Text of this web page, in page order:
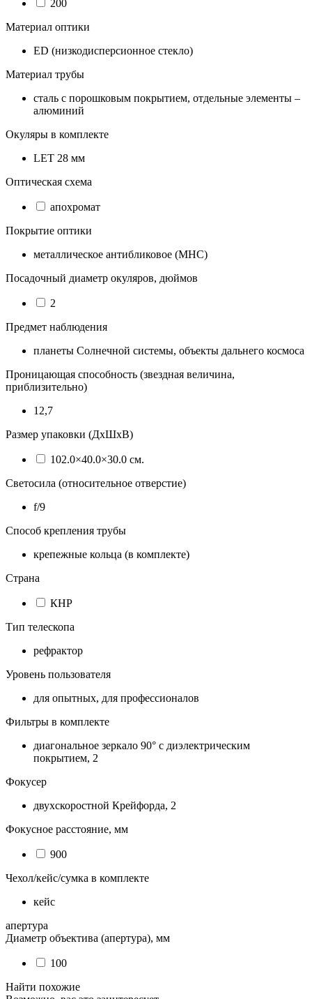
200
Материал оптики
ED (низкодисперсионное стекло)
Материал трубы
сталь с порошковым покрытием, отдельные элементы –
алюминий
Окуляры в комплекте
LET 28 мм
Оптическая схема
апохромат
Покрытие оптики
металлическое антибликовое (MHC)
Посадочный диаметр окуляров, дюймов
2
Предмет наблюдения
планеты Солнечной системы, объекты дальнего космоса
Проницающая способность (звездная величина,
приблизительно)
12,7
Размер упаковки (ДхШхВ)
102.0×40.0×30.0 см.
Светосила (относительное отверстие)
f/9
Способ крепления трубы
крепежные кольца (в комплекте)
Страна
КНР
Тип телескопа
рефрактор
Уровень пользователя
для опытных, для профессионалов
Фильтры в комплекте
диагональное зеркало 90° c диэлектрическим
покрытием, 2
Фокусер
двухскоростной Крейфорда, 2
Фокусное расстояние, мм
900
Чехол/кейс/сумка в комплекте
кейс
апертура
Диаметр объектива (апертура), мм
100
Найти похожие